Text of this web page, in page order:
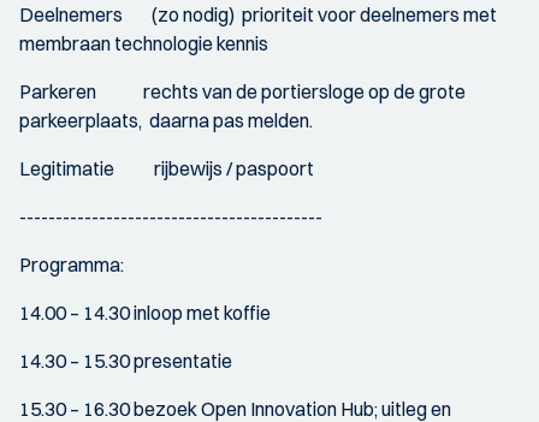
Deelnemers (zo nodig) prioriteit voor deelnemers met
membraan technologie kennis
Parkeren rechts van de portiersloge op de grote
parkeerplaats, daarna pas melden.
Legitimatie rijbewijs / paspoort
------------------------------------------
Programma:
14.00 – 14.30 inloop met koffie
14.30 – 15.30 presentatie
15.30 – 16.30 bezoek Open Innovation Hub; uitleg en